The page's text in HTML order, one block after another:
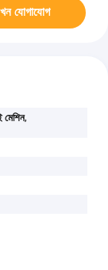
যোগাযোগ
মেশিন,